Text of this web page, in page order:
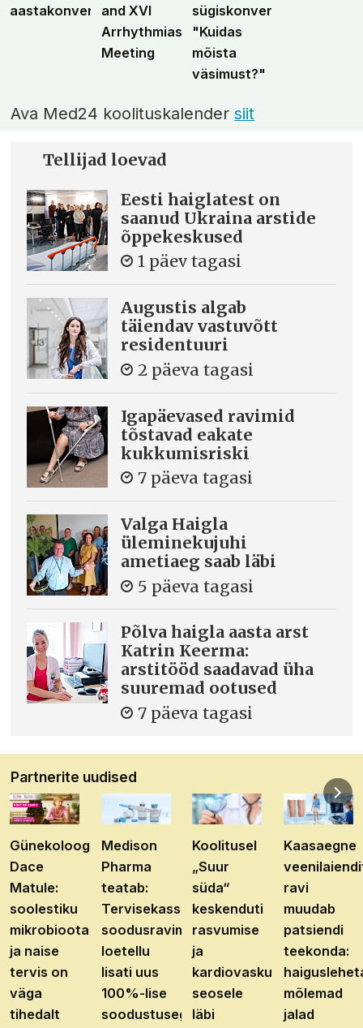
aastakonverentsand XVI
Arrhythmias
Meeting
sügiskonverents
"Kuidas
mõista
väsimust?"
Ava Med24 koolituskalendersiit
Tellijad loevad
Eesti haiglatest on
saanud Ukraina arstide
õppekeskused
1 päev tagasi
Augustis algab
täiendav vastuvõtt
residentuuri
2 päeva tagasi
Igapäevased ravimid
tõstavad eakate
kukkumisriski
7 päeva tagasi
Valga Haigla
üleminekujuhi
ametiaeg saab läbi
5 päeva tagasi
Põlva haigla aasta arst
Katrin Keerma:
arstitööd saadavad üha
suuremad ootused
7 päeva tagasi
Partnerite uudised
Günekoloog
Dace
Matule:
soolestiku
mikrobioota
ja naise
tervis on
väga
tihedalt
Medison
Pharma
teatab:
Tervisekassa
soodusravimite
loetellu
lisati uus
100%-lise
soodustusega
Koolitusel
„Suur
süda“
keskenduti
rasvumise
ja
kardiovaskulaarhaiguste
seosele
läbi
Kaasaegne
ravi
muudab
patsiendi
teekonda:
mõlemad
jalad